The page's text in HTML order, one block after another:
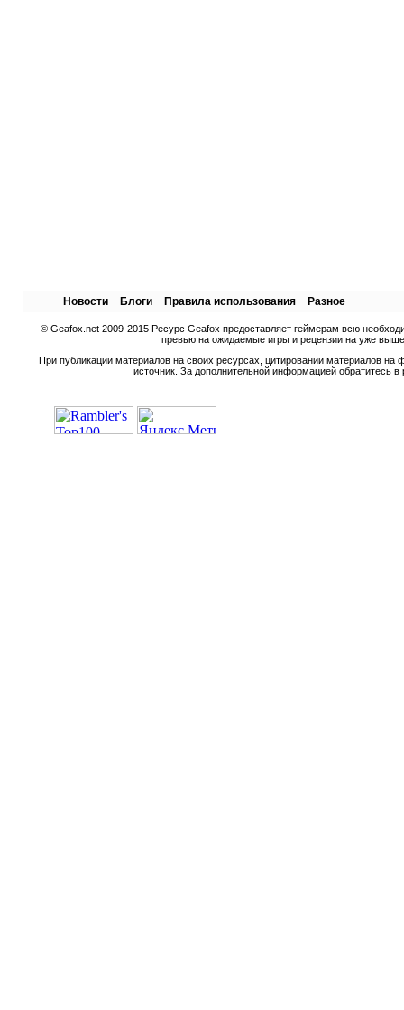
Новости Блоги Правила использования Разное
© Geafox.net 2009-2015 Ресурс Geafox предоставляет геймерам всю
превью на ожидаемые игры и рецензии на уже
При публикации материалов на своих ресурсах, цитировании материалов
источник. За дополнительной информацией обратитесь